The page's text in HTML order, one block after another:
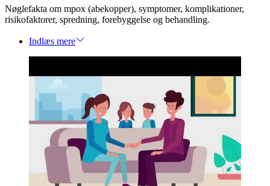
Nøglefakta om mpox (abekopper), symptomer, komplikationer,
risikofaktorer, spredning, forebyggelse og behandling.
Indlæs mere